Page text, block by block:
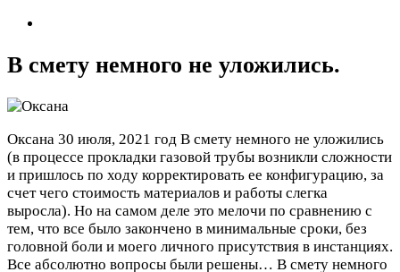
В смету немного не уложились.
Оксана 30 июля, 2021 год В смету немного не уложились
(в процессе прокладки газовой трубы возникли сложности
и пришлось по ходу корректировать ее конфигурацию, за
счет чего стоимость материалов и работы слегка
выросла). Но на самом деле это мелочи по сравнению с
тем, что все было закончено в минимальные сроки, без
головной боли и моего личного присутствия в инстанциях.
Все абсолютно вопросы были решены… В смету немного